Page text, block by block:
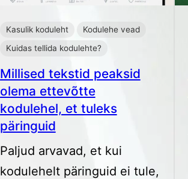
Kasulik koduleht
Kodulehe vead
Kuidas tellida kodulehte?
Millised tekstid peaksid
olema ettevõtte
kodulehel, et tuleks
päringuid
Paljud arvavad, et kui
kodulehelt päringuid ei tule,